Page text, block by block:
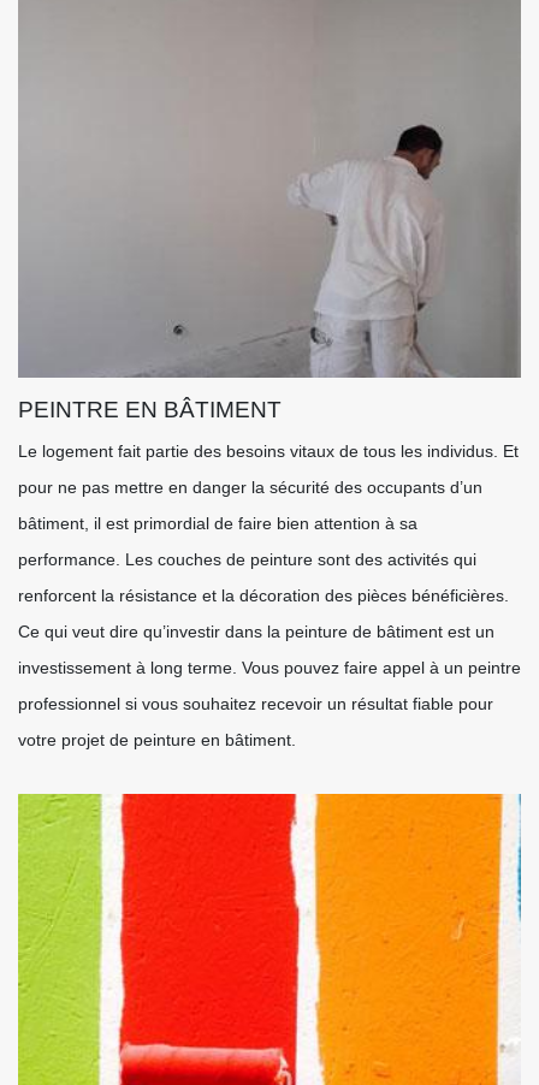
PEINTRE EN BÂTIMENT
Le logement fait partie des besoins vitaux de tous les individus. Et
pour ne pas mettre en danger la sécurité des occupants d’un
bâtiment, il est primordial de faire bien attention à sa
performance. Les couches de peinture sont des activités qui
renforcent la résistance et la décoration des pièces bénéficières.
Ce qui veut dire qu’investir dans la peinture de bâtiment est un
investissement à long terme. Vous pouvez faire appel à un peintre
professionnel si vous souhaitez recevoir un résultat fiable pour
votre projet de peinture en bâtiment.